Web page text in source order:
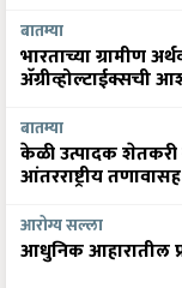
बातम्या
भारताच्या ग्रामीण
अ‍ॅग्रीव्होल्टाईक्सची
बातम्या
केळी उत्पादक शेतकरी
आंतरराष्ट्रीय
आरोग्य सल्ला
आधुनिक आहारातील